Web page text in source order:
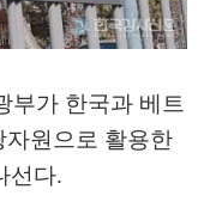
부가 한국과 베트
자원으로 활용한
선다.